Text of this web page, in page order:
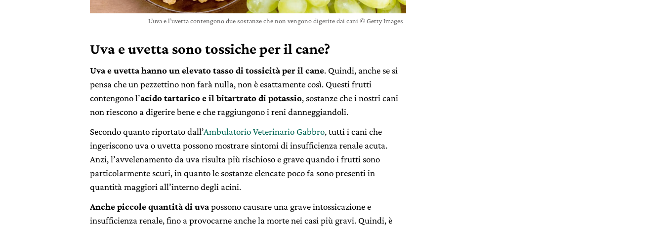
L’uva e l’uvetta contengono due sostanze che non vengono digerite dai cani © Getty Images
Uva e uvetta sono tossiche per il cane?
Uva e uvetta hanno un elevato tasso di tossicità per il cane. Quindi, anche se si
pensa che un pezzettino non farà nulla, non è esattamente così. Questi frutti
contengono l’acido tartarico e il bitartrato di potassio, sostanze che i nostri cani
non riescono a digerire bene e che raggiungono i reni danneggiandoli.
Secondo quanto riportato dall’Ambulatorio Veterinario Gabbro, tutti i cani che
ingeriscono uva o uvetta possono mostrare sintomi di insufficienza renale acuta.
Anzi, l’avvelenamento da uva risulta più rischioso e grave quando i frutti sono
particolarmente scuri, in quanto le sostanze elencate poco fa sono presenti in
quantità maggiori all’interno degli acini.
Anche piccole quantità di uvapossono causare una grave intossicazione e
insufficienza renale, fino a provocarne anche la morte nei casi più gravi. Quindi, è